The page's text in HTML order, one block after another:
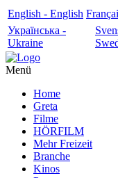
English - English
Українська -
Ukraine
Menü
Home
Greta
Filme
HÖRFILM
Mehr Freizeit
Branche
Kinos